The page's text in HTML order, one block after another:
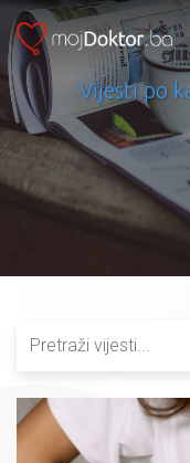
Vijesti po